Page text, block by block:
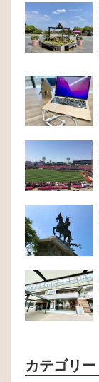
カテゴリー